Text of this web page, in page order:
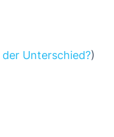
der Unterschied?)